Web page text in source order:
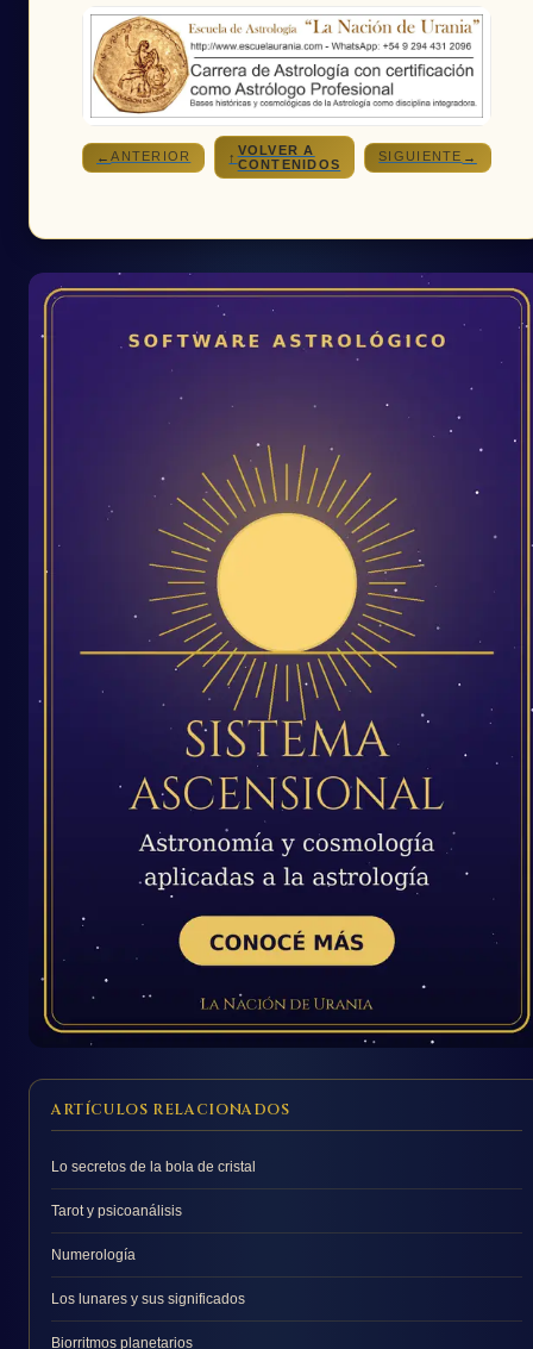
←ANTERIOR ↑VOLVER A
CONTENIDOS
SIGUIENTE →
ARTÍCULOS RELACIONADOS
Lo secretos de la bola de cristal
Tarot y psicoanálisis
Numerología
Los lunares y sus significados
Biorritmos planetarios